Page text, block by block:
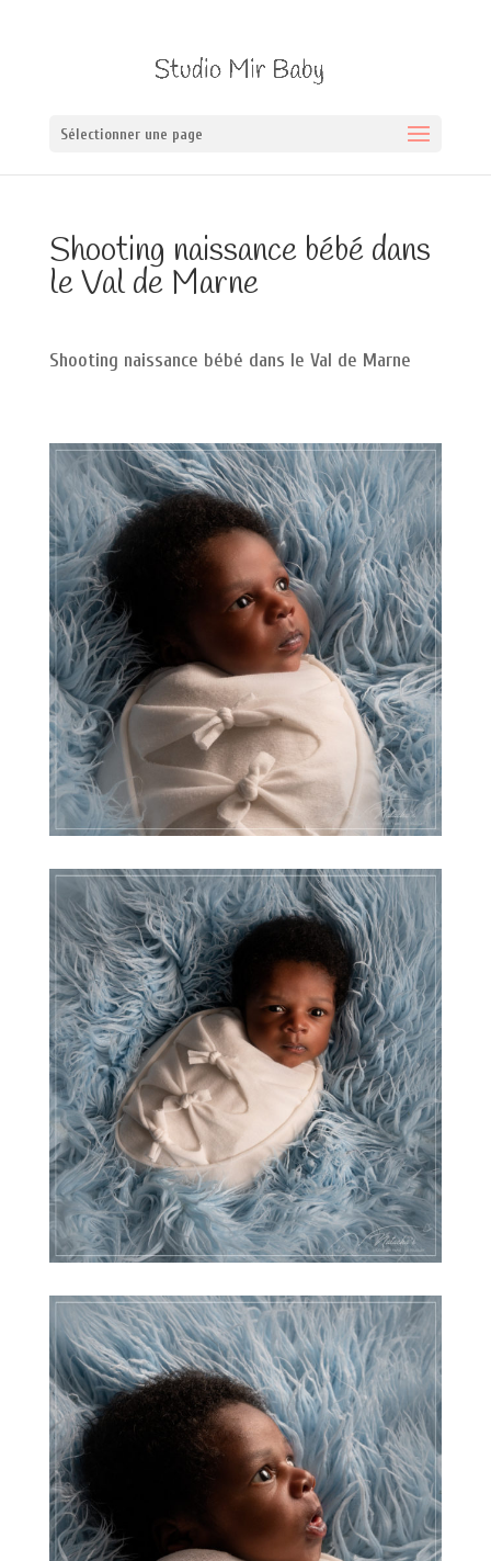
Sélectionner une page
Shooting naissance bébé dans
le Val de Marne
Shooting naissance bébé dans le Val de Marne